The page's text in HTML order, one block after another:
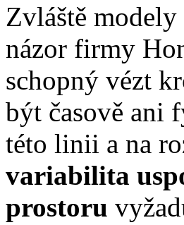
Zvláště
názor firmy
schopný vézt
být časově ani
této linii a na
variabilita
prostoru